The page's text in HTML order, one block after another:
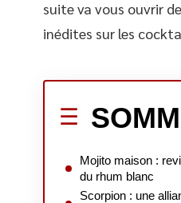
suite va vous ouvrir
inédites sur les
Mojito maison :
du rhum blanc
Scorpion : une